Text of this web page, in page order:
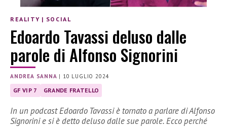
REALITY | SOCIAL
Edoardo Tavassi deluso dalle
parole di Alfonso Signorini
ANDREA SANNA | 10 LUGLIO 2024
GF VIP 7 GRANDE FRATELLO
In un podcast Edoardo Tavassi è tornato a parlare di Alfonso
Signorini e si è detto deluso dalle sue parole. Ecco perché